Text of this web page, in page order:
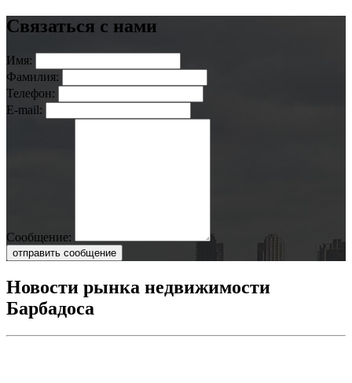
Связаться с нами
Имя:
Фамилия:
Телефон:
E-mail:
Сообщение:
отправить сообщение
Новости рынка недвижимости
Барбадоса